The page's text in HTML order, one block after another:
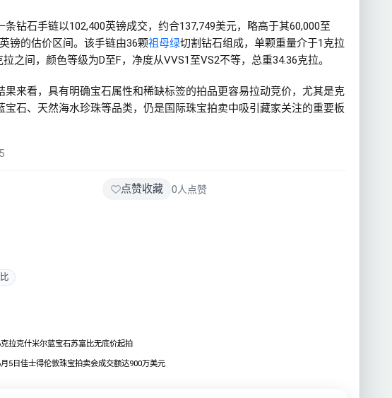
条钻石手链以102,400英镑成交，约合137,749美元，略高于其60,000至
镑的估价区间。该手链由36颗祖母绿切割钻石组成，单颗重量介于1克拉
拉之间，颜色等级为D至F，净度从VVS1至VS2不等，总重34.36克拉。
果来看，具有明确宝石属性和稀缺标签的拍品更容易拉动竞价，尤其是克
宝石、天然海水珍珠等品类，仍是国际珠宝拍卖中吸引藏家关注的重要板
点赞收藏 0人点赞
拉克什米尔蓝宝石苏富比无底价起拍
5日佳士得伦敦珠宝拍卖会成交额达900万美元